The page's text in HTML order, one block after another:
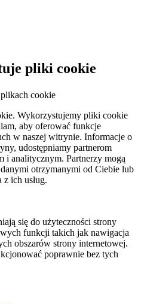
pliki cookie
cookie
Wykorzystujemy pliki cookie
aby oferować funkcje
w naszej witrynie. Informacje o
udostępniamy partnerom
i analitycznym. Partnerzy mogą
otrzymanymi od Ciebie lub
ich usług.
się do użyteczności strony
funkcji takich jak nawigacja
obszarów strony internetowej.
poprawnie bez tych